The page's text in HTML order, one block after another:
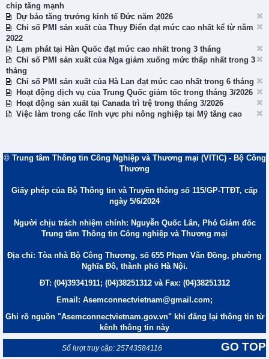
chip tăng mạnh
Dự báo tăng trưởng kinh tế Đức năm 2026
Chỉ số PMI sản xuất của Thụy Điển đạt mức cao nhất kể từ năm
2022
Lạm phát tại Hàn Quốc đạt mức cao nhất trong 3 tháng
Chỉ số PMI sản xuất của Nga giảm xuống mức thấp nhất trong 3
tháng
Chỉ số PMI sản xuất của Hà Lan đạt mức cao nhất trong 6 tháng
Hoạt động dịch vụ của Trung Quốc giảm tốc trong tháng 3/2026
Hoạt động sản xuất tại Canada trì trệ trong tháng 3/2026
Việc làm trong các lĩnh vực phi nông nghiệp tại Mỹ tăng cao
© Trung tâm Thông tin Công Nghiệp và Thương mại (VITIC) - Bộ Công
Thương
Giấy phép của Bộ Thông tin và Truyền thông số 115/GP-TTĐT, cấp
ngày 5/6/2024
Người chịu trách nhiệm chính: Nguyễn Quốc Lân, Phó Giám đốc
Trung tâm Thông tin Công nghiệp và Thương mại
Địa chỉ: Tòa nhà Bộ Công Thương, số 655 Phạm Văn Đồng, phường
Nghĩa Đô, thành phố Hà Nội.
ĐT: (04)39341911; (04)38251312 và Fax: (04)38251312
Email: Asemconnectvietnam@gmail.com;
Ghi rõ nguồn "Asemconnectvietnam.gov.vn" khi đăng lại thông tin từ
kênh thông tin này
GO TOP
Số lượt truy cập: 25743584116